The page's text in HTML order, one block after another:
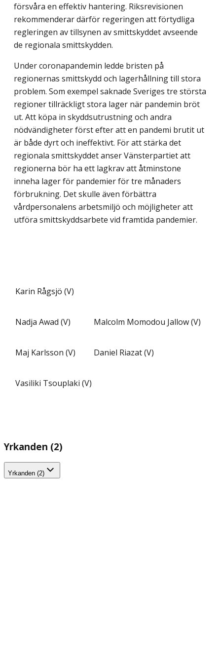
försvåra en effektiv hantering. Riksrevisionen
rekommenderar därför regeringen att förtydliga
regleringen av tillsynen av smittskyddet avseende
de regionala smittskydden.
Under coronapandemin ledde bristen på
regionernas smittskydd och lagerhållning till stora
problem. Som exempel saknade Sveriges tre största
regioner tillräckligt stora lager när pandemin bröt
ut. Att köpa in skyddsutrustning och andra
nödvändigheter först efter att en pandemi brutit ut
är både dyrt och ineffektivt. För att stärka det
regionala smitt­skyddet anser Vänsterpartiet att
regionerna bör ha ett lagkrav att åtminstone
inneha lager för pandemier för tre månaders
förbrukning. Det skulle även förbättra
vårdpersonalens arbetsmiljö och möjligheter att
utföra smittskyddsarbete vid framtida pandemier.
Karin Rågsjö (V)
Nadja Awad (V) Malcolm Momodou Jallow (V)
Maj Karlsson (V) Daniel Riazat (V)
Vasiliki Tsouplaki (V)
Yrkanden (2)
Yrkanden (2)